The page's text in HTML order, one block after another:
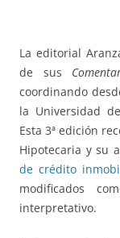
La editorial
de sus
coordinando
la Universidad
Esta 3ª edición
Hipotecaria y su
de crédito
modificados
interpretativo.